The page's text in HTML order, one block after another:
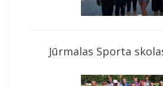
Jūrmalas Sporta